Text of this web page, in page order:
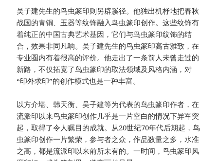
吴子建先生的鸟虫篆印则另辟蹊径。他独出机杼地把春秋
战国的青铜、玉器等纹饰融入鸟虫篆印创作。这些纹饰有
着纯正的中国古典艺术基因，它们与鸟虫篆印纹饰的结
合，效果非同凡响。吴子建先生的鸟虫篆印高古雅致，在
专业圈内有着很高的评价。他走出了一条前人未曾走过的
新路，不仅拓宽了鸟虫篆印的取法领域及风格内涵，对
“印外求印”的创作模式也是一种丰富。
以方介堪、韩天衡、吴子建等为代表的鸟虫篆印作者，在
流派印以来鸟虫篆印创作几乎是一片空白的情况下异军突
起，取得了令人瞩目的成就。从20世纪70年代后期起，鸟
虫篆印创作一片繁荣，参与者之众，作品数量之多，水准
之高，都是流派印以来前所未有的。一时间，鸟虫篆印风